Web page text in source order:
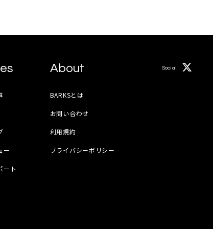
ー
ート
About
BARKSとは
お問い合わせ
利用規約
プライバシーポリシー
Social